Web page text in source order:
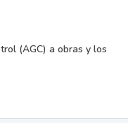
(AGC) a obras y los